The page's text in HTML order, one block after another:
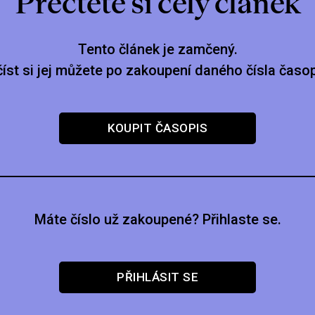
Tento článek je zamčený.
si jej můžete po zakoupení daného čísla
KOUPIT ČASOPIS
Máte číslo už zakoupené? Přihlaste se.
PŘIHLÁSIT SE